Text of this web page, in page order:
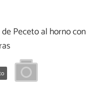
Peceto al horno con